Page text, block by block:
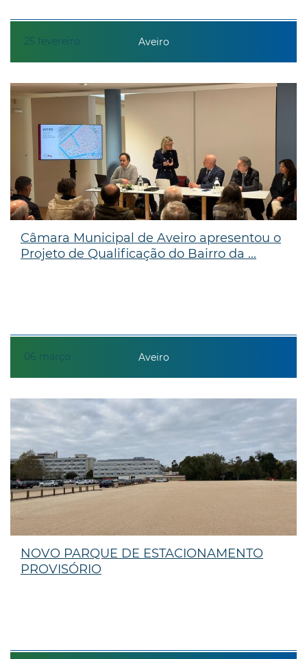
25 fevereiro Aveiro
06 março
Câmara Municipal de Aveiro apresentou o
Projeto de Qualificação do Bairro da ...
Aveiro
NOVO PARQUE DE ESTACIONAMENTO
PROVISÓRIO